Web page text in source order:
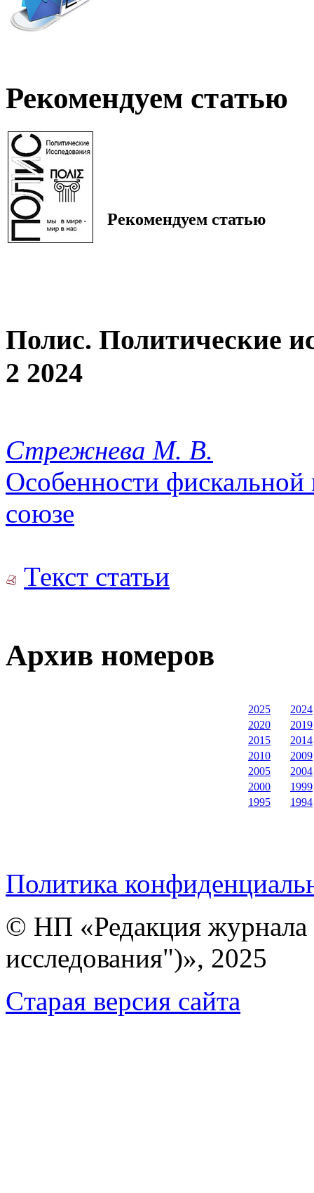
Рекомендуем статью
Рекомендуем статью
Полис. Политические
2 2024
Стрежнева М. В.
Особенности
союзе
Текст статьи
Архив номеров
2025
2024
2020
2019
2015
2014
2010
2009
2005
2004
2000
1999
1995
1994
Политика
© НП «Редакция
исследования")», 2025
Cтарая версия сайта